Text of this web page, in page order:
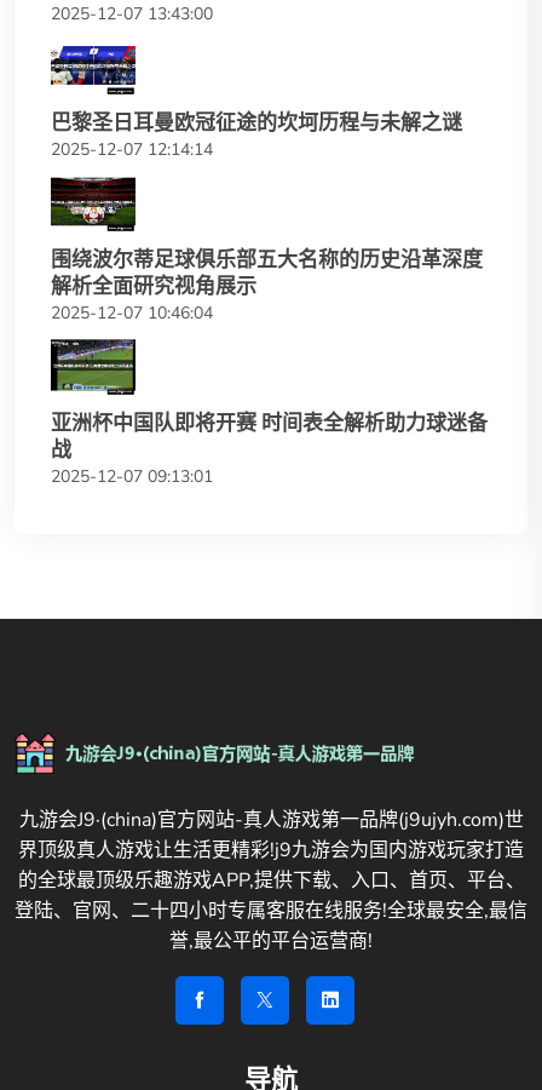
2025-12-07 13:43:00
巴黎圣日耳曼欧冠征途的坎坷历程与未解之谜
2025-12-07 12:14:14
围绕波尔蒂足球俱乐部五大名称的历史沿革深度
解析全面研究视角展示
2025-12-07 10:46:04
亚洲杯中国队即将开赛 时间表全解析助力球迷备
战
2025-12-07 09:13:01
九游会J9·(china)官方网站-真人游戏第一品牌(j9ujyh.com)世
界顶级真人游戏让生活更精彩!j9九游会为国内游戏玩家打造
的全球最顶级乐趣游戏APP,提供下载、入口、首页、平台、
登陆、官网、二十四小时专属客服在线服务!全球最安全,最信
誉,最公平的平台运营商!
导航